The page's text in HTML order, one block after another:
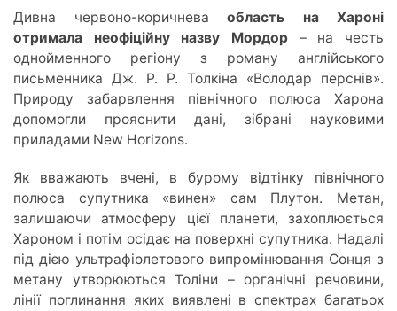
Дивна червоно-коричнева область на Хароні
отримала неофіційну назву Мордор – на честь
однойменного регіону з роману англійського
письменника Дж. Р. Р. Толкіна «Володар перснів».
Природу забарвлення північного полюса Харона
допомогли прояснити дані, зібрані науковими
приладами New Horizons.
Як вважають вчені, в бурому відтінку північного
полюса супутника «винен» сам Плутон. Метан,
залишаючи атмосферу цієї планети, захоплюється
Хароном і потім осідає на поверхні супутника. Надалі
під дією ультрафіолетового випромінювання Сонця з
метану утворюються Толіни – органічні речовини,
лінії поглинання яких виявлені в спектрах багатьох